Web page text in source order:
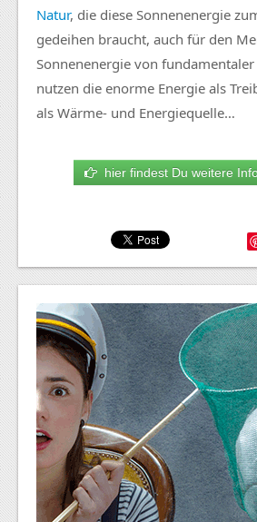
Natur, die diese Sonnenenergie
gedeihen braucht, auch für den
Sonnenenergie von
nutzen die enorme Energie als
als Wärme- und Energiequelle…
hier findest Du weitere